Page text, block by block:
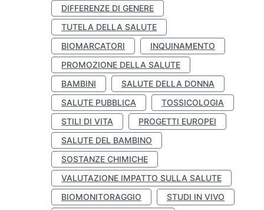
DIFFERENZE DI GENERE
TUTELA DELLA SALUTE
BIOMARCATORI
INQUINAMENTO
PROMOZIONE DELLA SALUTE
BAMBINI
SALUTE DELLA DONNA
SALUTE PUBBLICA
TOSSICOLOGIA
STILI DI VITA
PROGETTI EUROPEI
SALUTE DEL BAMBINO
SOSTANZE CHIMICHE
VALUTAZIONE IMPATTO SULLA SALUTE
BIOMONITORAGGIO
STUDI IN VIVO